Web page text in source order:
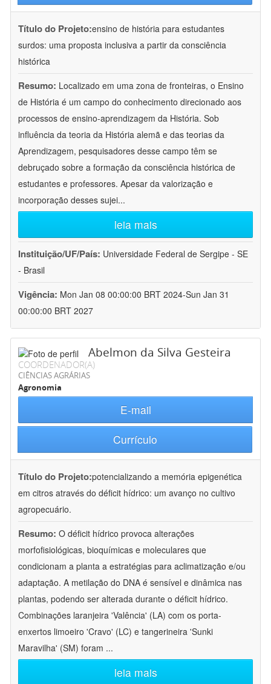
Título do Projeto:ensino de história para estudantes
surdos: uma proposta inclusiva a partir da consciência
histórica
Resumo: Localizado em uma zona de fronteiras, o Ensino
de História é um campo do conhecimento direcionado aos
processos de ensino-aprendizagem da História. Sob
influência da teoria da História alemã e das teorias da
Aprendizagem, pesquisadores desse campo têm se
debruçado sobre a formação da consciência histórica de
estudantes e professores. Apesar da valorização e
incorporação desses sujei...
leia mais
Instituição/UF/País: Universidade Federal de Sergipe - SE
- Brasil
Vigência: Mon Jan 08 00:00:00 BRT 2024-Sun Jan 31
00:00:00 BRT 2027
Abelmon da Silva Gesteira
COORDENADOR(A)
CIÊNCIAS AGRÁRIAS
Agronomia
E-mail
Currículo
Título do Projeto:potencializando a memória epigenética
em citros através do déficit hídrico: um avanço no cultivo
agropecuário.
Resumo: O déficit hídrico provoca alterações
morfofisiológicas, bioquímicas e moleculares que
condicionam a planta a estratégias para aclimatização e/ou
adaptação. A metilação do DNA é sensível e dinâmica nas
plantas, podendo ser alterada durante o déficit hídrico.
Combinações laranjeira 'Valência' (LA) com os porta-
enxertos limoeiro 'Cravo' (LC) e tangerineira 'Sunki
Maravilha' (SM) foram ...
leia mais